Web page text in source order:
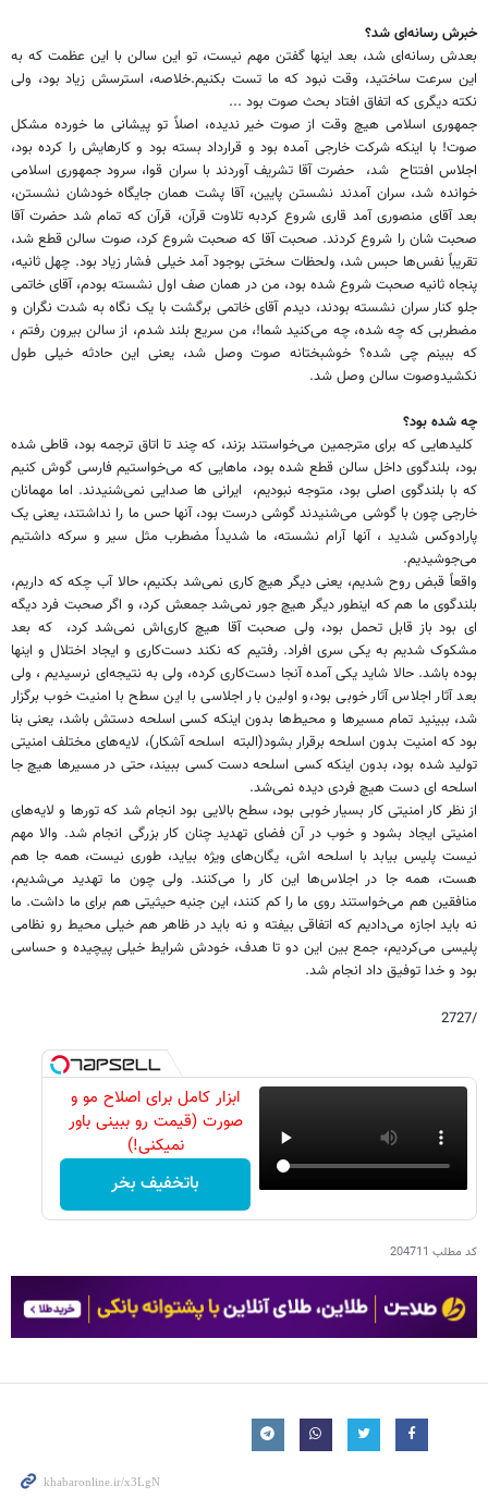
خبرش رسانه‌ای شد؟
بعدش رسانه‌ای شد، بعد اینها گفتن مهم نیست، تو این سالن با این عظمت که به
این سرعت ساختید، وقت نبود که ما تست بکنیم.خلاصه، استرسش زیاد بود، ولی
نکته دیگری که اتفاق افتاد بحث صوت بود ...
جمهوری اسلامی هیچ وقت از صوت خیر ندیده، اصلاً تو پیشانی ما خورده مشکل
صوت! با اینکه شرکت خارجی آمده بود و قرارداد بسته بود و کارهایش را کرده بود،
اجلاس افتتاح شد، حضرت آقا تشریف آوردند با سران قوا، سرود جمهوری اسلامی
خوانده شد، سران آمدند نشستن پایین، آقا پشت همان جایگاه خودشان نشستن،
بعد آقای منصوری آمد قاری شروع کردبه تلاوت قرآن، قرآن که تمام شد حضرت آقا
صحبت شان را شروع کردند. صحبت آقا که صحبت شروع کرد، صوت سالن قطع شد،
تقریباً نفس‌ها حبس شد، ولحظات سختی بوجود آمد خیلی فشار زیاد بود. چهل ثانیه،
پنجاه ثانیه صحبت شروع شده بود، من در همان صف اول نشسته بودم، آقای خاتمی
جلو کنار سران نشسته بودند، دیدم آقای خاتمی برگشت با یک نگاه به شدت نگران و
مضطربی که چه شده، چه می‌کنید شما!، من سریع بلند شدم، از سالن بیرون رفتم ،
که ببینم چی شده؟ خوشبختانه صوت وصل شد، یعنی این حادثه خیلی طول
نکشیدوصوت سالن وصل شد.
چه شده بود؟
کلیدهایی که برای مترجمین می‌خواستند بزند، که چند تا اتاق ترجمه بود، قاطی شده
بود، بلندگوی داخل سالن قطع شده بود، ماهایی که می‌خواستیم فارسی گوش کنیم
که با بلندگوی اصلی بود، متوجه نبودیم، ایرانی ها صدایی نمی‌شنیدند. اما مهمانان
خارجی چون با گوشی می‌شنیدند گوشی درست بود، آنها حس ما را نداشتند، یعنی یک
پارادوکس شدید ، آنها آرام نشسته، ما شدیداً مضطرب مثل سیر و سرکه داشتیم
می‌جوشیدیم.
واقعاً قبض روح شدیم، یعنی دیگر هیچ کاری نمی‌شد بکنیم، حالا آب چکه که داریم،
بلندگوی ما هم که اینطور دیگر هیچ جور نمی‌شد جمعش کرد، و اگر صحبت فرد دیگه
ای بود باز قابل تحمل بود، ولی صحبت آقا هیچ کاری‌اش نمی‌شد کرد، که بعد
مشکوک شدیم به یکی سری افراد. رفتیم که نکند دست‌کاری و ایجاد اختلال و اینها
بوده باشد. حالا شاید یکی آمده آنجا دست‌کاری کرده، ولی به نتیجه‌ای نرسیدیم ، ولی
بعد آثار اجلاس آثار خوبی بود،و اولین بار اجلاسی با این سطح با امنیت خوب برگزار
شد، ببینید تمام مسیرها و محیط‌ها بدون اینکه کسی اسلحه دستش باشد، یعنی بنا
بود که امنیت بدون اسلحه برقرار بشود(البته اسلحه آشکار)، لایه‌های مختلف امنیتی
تولید شده بود، بدون اینکه کسی اسلحه دست کسی ببیند، حتی در مسیرها هیچ جا
اسلحه ای دست هیچ فردی دیده نمی‌شد.
از نظر کار امنیتی کار بسیار خوبی بود، سطح بالایی بود انجام شد که تورها و لایه‌های
امنیتی ایجاد بشود و خوب در آن فضای تهدید چنان کار بزرگی انجام شد. والا مهم
نیست پلیس بیابد با اسلحه اش، یگان‌های ویژه بیاید، طوری نیست، همه جا هم
هست، همه جا در اجلاس‌ها این کار را می‌کنند. ولی چون ما تهدید می‌شدیم،
منافقین هم می‌خواستند روی ما را کم کنند، این جنبه حیثیتی هم برای ما داشت. ما
نه باید اجازه می‌دادیم که اتفاقی بیفته و نه باید در ظاهر هم خیلی محیط رو نظامی
پلیسی می‌کردیم، جمع بین این دو تا هدف، خودش شرایط خیلی پیچیده‌ و حساسی
بود و خدا توفیق داد انجام شد.
/2727
ابزار کامل برای اصلاح مو و
صورت (قیمت رو ببینی باور
نمیکنی!)
باتخفیف بخر
کد مطلب 204711